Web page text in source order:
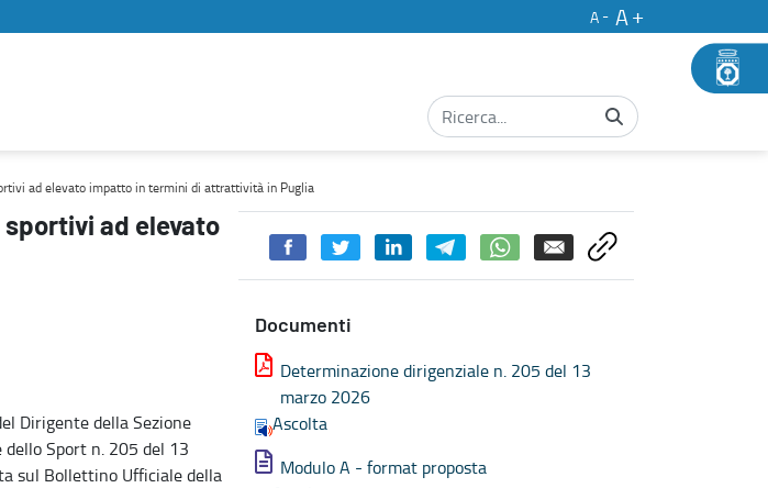
A
A
in Puglia - Puglia Sportiva
ad elevato impatto in termini di attrattività in Puglia
sportivi ad elevato
Dirigente della Sezione
Sport n. 205 del 13
sul Bollettino Ufficiale della
Documenti
Determinazione dirigenziale n. 205 del 13
marzo 2026
Ascolta
Modulo A - format proposta